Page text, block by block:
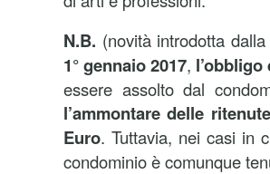
N.B. (novità introdotta
1° gennaio 2017,
essere assolto dal
l’ammontare delle
Euro. Tuttavia, nei casi in
condominio è comunque